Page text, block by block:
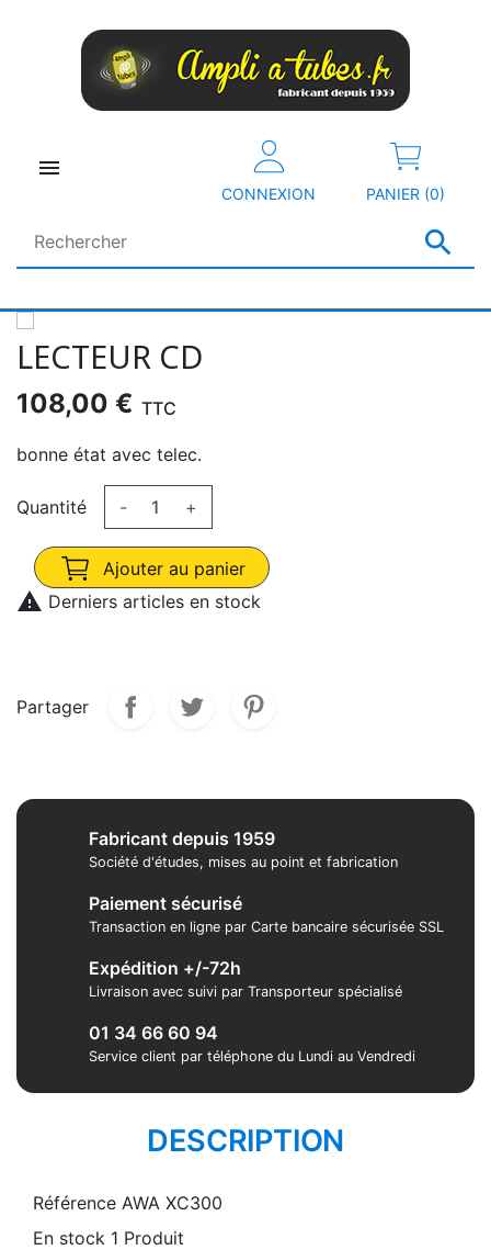


CONNEXION PANIER (0)
LECTEUR CD
108,00 € TTC
bonne état avec telec.
Quantité - +
Ajouter au panier
 Derniers articles en stock
Partager
Fabricant depuis 1959
Société d'études, mises au point et fabrication
Paiement sécurisé
Transaction en ligne par Carte bancaire sécurisée SSL
Expédition +/-72h
Livraison avec suivi par Transporteur spécialisé
01 34 66 60 94
Service client par téléphone du Lundi au Vendredi
DESCRIPTION
Référence AWA XC300
En stock 1 Produit